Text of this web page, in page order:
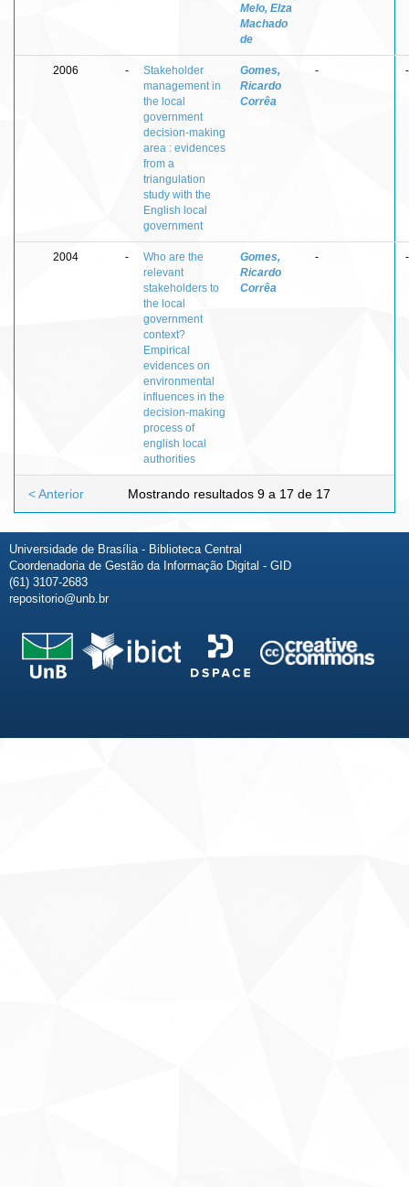
Melo, Elza
Machado
de
2006 -
Stakeholder
management in
the local
government
decision-making
area : evidences
from a
triangulation
study with the
English local
government
Gomes,
Ricardo
Corrêa
- -
2004 -
Who are the
relevant
stakeholders to
the local
government
context?
Empirical
evidences on
environmental
influences in the
decision-making
process of
english local
authorities
Gomes,
Ricardo
Corrêa
- -
Mostrando resultados 9 a 17 de 17
< Anterior
Universidade de Brasília - Biblioteca Central
Coordenadoria de Gestão da Informação Digital - GID
(61) 3107-2683
repositorio@unb.br